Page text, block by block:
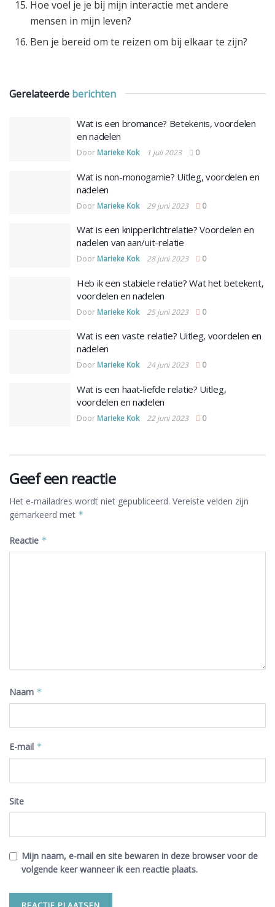
Hoe voel je je bij mijn interactie met andere
mensen in mijn leven?
Ben je bereid om te reizen om bij elkaar te zijn?
Gerelateerde berichten
Wat is een bromance? Betekenis, voordelen
en nadelen
Door Marieke Kok 1 juli 2023 0
Wat is non-monogamie? Uitleg, voordelen en
nadelen
Door Marieke Kok 29 juni 2023 0
Wat is een knipperlichtrelatie? Voordelen en
nadelen van aan/uit-relatie
Door Marieke Kok 28 juni 2023 0
Heb ik een stabiele relatie? Wat het betekent,
voordelen en nadelen
Door Marieke Kok 25 juni 2023 0
Wat is een vaste relatie? Uitleg, voordelen en
nadelen
Door Marieke Kok 24 juni 2023 0
Wat is een haat-liefde relatie? Uitleg,
voordelen en nadelen
Door Marieke Kok 22 juni 2023 0
Geef een reactie
Het e-mailadres wordt niet gepubliceerd. Vereiste velden zijn
gemarkeerd met *
Reactie *
Naam *
E-mail *
Site
Mijn naam, e-mail en site bewaren in deze browser voor de
volgende keer wanneer ik een reactie plaats.